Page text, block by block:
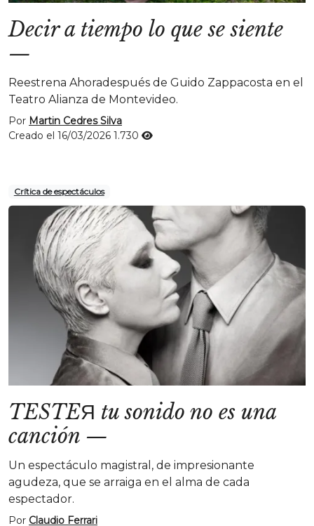
Decir a tiempo lo que se siente
—
Reestrena Ahoradespués de Guido Zappacosta en el
Teatro Alianza de Montevideo.
Por Martin Cedres Silva
Creado el 16/03/2026 1.730
Crítica de espectáculos
TESTEЯ tu sonido no es una
canción —
Un espectáculo magistral, de impresionante
agudeza, que se arraiga en el alma de cada
espectador.
Por Claudio Ferrari